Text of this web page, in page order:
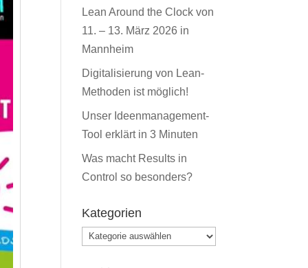
Lean Around the Clock von
11. – 13. März 2026 in
Mannheim
Digitalisierung von Lean-
Methoden ist möglich!
Unser Ideenmanagement-
Tool erklärt in 3 Minuten
Was macht Results in
Control so besonders?
Kategorien
Kategorien